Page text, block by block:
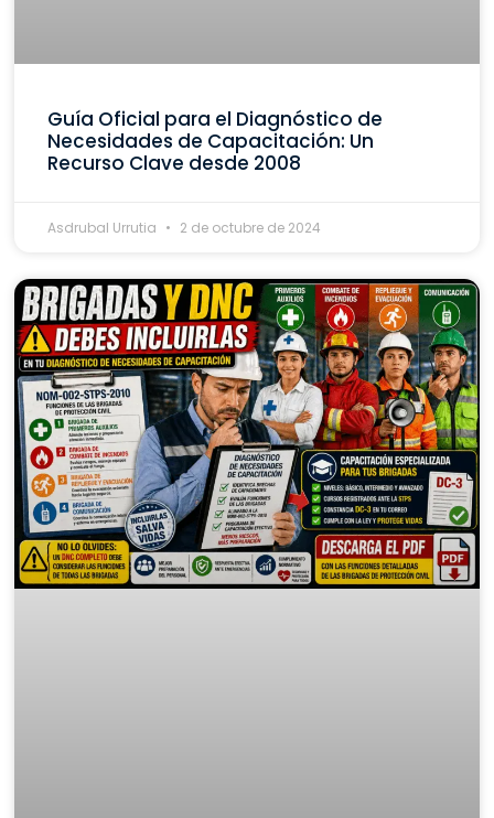
Guía Oficial para el Diagnóstico de
Necesidades de Capacitación: Un
Recurso Clave desde 2008
Asdrubal Urrutia 2 de octubre de 2024